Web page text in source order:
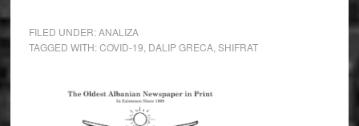
FILED UNDER:ANALIZA
TAGGED WITH:COVID-19 DALIP GRECA, SHIFRAT